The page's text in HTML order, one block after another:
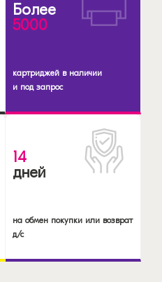
Более
5000
картриджей в наличии
и под запрос
14
дней
на обмен покупки или возврат
д/с